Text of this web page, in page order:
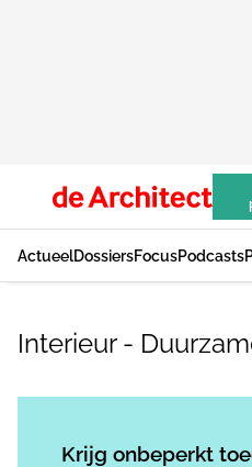
ActueelDossiersFocusPodcasts
Interieur -
Krijg onbeperkt